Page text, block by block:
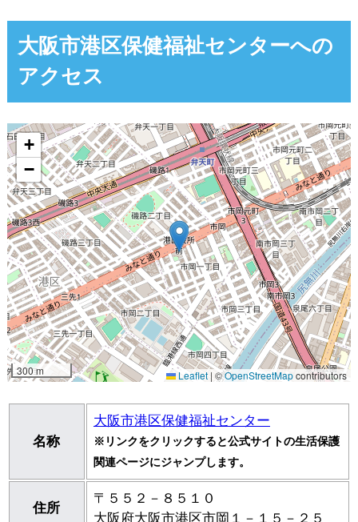
大阪市港区保健福祉センターへの
アクセス
名称
大阪市港区保健福祉センター
※リンクをクリックすると公式サイトの生活保護
関連ページにジャンプします。
住所
〒５５２－８５１０
大阪府大阪市港区市岡１－１５－２５